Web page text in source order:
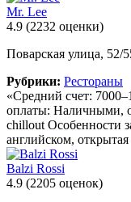
Mr. Lee
4.9 (2232 оценки)
Поварская улица, 52/
Рубрики: Рестораны
«Средний счет:
оплаты: Наличными,
chillout Особенности
английском,
Balzi Rossi
4.9 (2205 оценок)